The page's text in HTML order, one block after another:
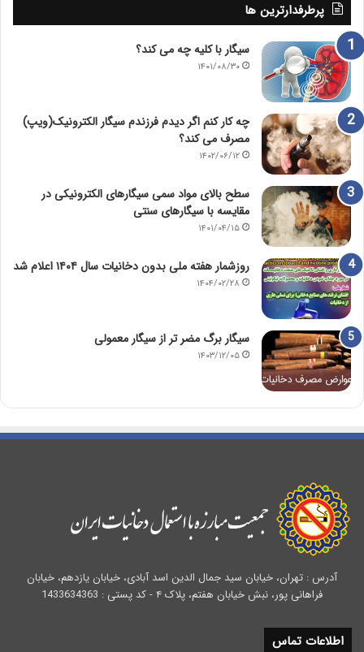
پرطرفدارترین ها
سیگار با کلیه چه می کند؟
۱۴۰۱/۰۸/۳۰
چه کار کنم اگر دیدم فرزندم سیگار الکترونیک(ویپ)
مصرف می کند؟
۱۴۰۲/۰۶/۱۲
سطح بالای مواد سمی سیگارهای الکترونیکی در
مقایسه با سیگارهای سنتی
۱۴۰۱/۰۴/۱۵
روزشمار هفته ملی بدون دخانیات سال ۱۴۰۴ اعلام شد
۱۴۰۴/۰۲/۲۸
سیگار برگ مضر تر از سیگار معمولی
۱۴۰۳/۱۲/۰۵
آدرس : تهران، خیابان سید جمال الدین اسد آبادی، خیابان یازدهم، خیابان
فراهانی پور، نبش خیابان هفتم، پلاک ۴ - کد پستی : 1433634363
اطلاعات تماس